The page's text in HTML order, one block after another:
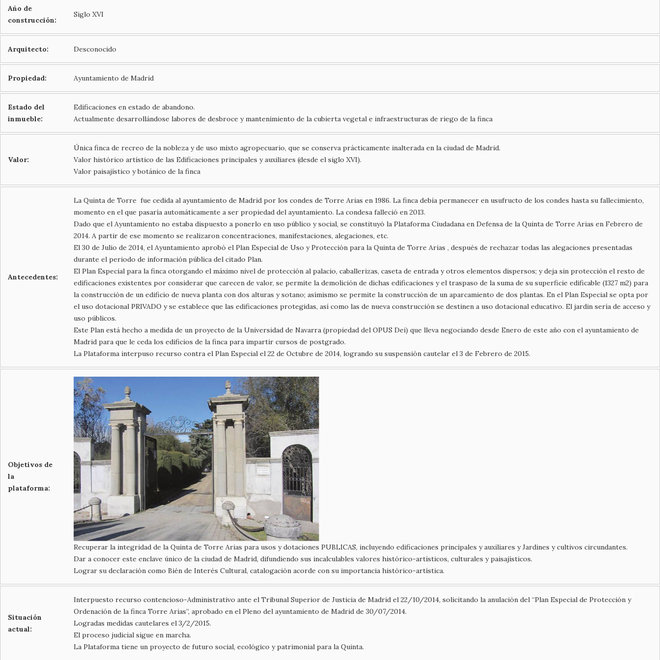
Año de
construcción:
Siglo XVI
Arquitecto: Desconocido
Propiedad: Ayuntamiento de Madrid
Estado del
inmueble:
Edificaciones en estado de abandono.
Actualmente desarrollándose labores de desbroce y mantenimiento de la cubierta vegetal e infraestructuras de riego de la finca
Valor:
Única finca de recreo de la nobleza y de uso mixto agropecuario, que se conserva prácticamente inalterada en la ciudad de Madrid.
Valor histórico artístico de las Edificaciones principales y auxiliares (desde el siglo XVI).
Valor paisajístico y botánico de la finca
Antecedentes:
La Quinta de Torre fue cedida al ayuntamiento de Madrid por los condes de Torre Arias en 1986. La finca debía permanecer en usufructo de los condes hasta su fallecimiento,
momento en el que pasaría automáticamente a ser propiedad del ayuntamiento. La condesa falleció en 2013.
Dado que el Ayuntamiento no estaba dispuesto a ponerlo en uso público y social, se constituyó la Plataforma Ciudadana en Defensa de la Quinta de Torre Arias en Febrero de
2014. A partir de ese momento se realizaron concentraciones, manifestaciones, alegaciones, etc.
El 30 de Julio de 2014, el Ayuntamiento aprobó el Plan Especial de Uso y Protección para la Quinta de Torre Arias , después de rechazar todas las alegaciones presentadas
durante el periodo de información pública del citado Plan.
El Plan Especial para la finca otorgando el máximo nivel de protección al palacio, caballerizas, caseta de entrada y otros elementos dispersos; y deja sin protección el resto de
edificaciones existentes por considerar que carecen de valor, se permite la demolición de dichas edificaciones y el traspaso de la suma de su superficie edificable (1327 m2) para
la construcción de un edificio de nueva planta con dos alturas y sotano; asímismo se permite la construcción de un aparcamiento de dos plantas. En el Plan Especial se opta por
el uso dotacional PRIVADO y se establece que las edificaciones protegidas, así como las de nueva construcción se destinen a uso dotacional educativo. El jardin sería de acceso y
uso públicos.
Este Plan está hecho a medida de un proyecto de la Universidad de Navarra (propiedad del OPUS Dei) que lleva negociando desde Enero de este año con el ayuntamiento de
Madrid para que le ceda los edificios de la finca para impartir cursos de postgrado.
La Plataforma interpuso recurso contra el Plan Especial el 22 de Octubre de 2014, logrando su suspensión cautelar el 3 de Febrero de 2015.
Objetivos de
la
plataforma:
Recuperar la integridad de la Quinta de Torre Arias para usos y dotaciones PUBLICAS, incluyendo edificaciones principales y auxiliares y Jardines y cultivos circundantes.
Dar a conocer este enclave único de la ciudad de Madrid, difundiendo sus incalculables valores histórico-artísticos, culturales y paisajísticos.
Lograr su declaración como Bién de Interés Cultural, catalogación acorde con su importancia histórico-artística.
Situación
actual:
Interpuesto recurso contencioso-Administrativo ante el Tribunal Superior de Justicia de Madrid el 22/10/2014, solicitando la anulación del “Plan Especial de Protección y
Ordenación de la finca Torre Arias”, aprobado en el Pleno del ayuntamiento de Madrid de 30/07/2014.
Logradas medidas cautelares el 3/2/2015.
El proceso judicial sigue en marcha.
La Plataforma tiene un proyecto de futuro social, ecológico y patrimonial para la Quinta.